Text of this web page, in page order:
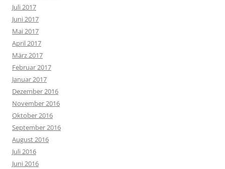
Juli 2017
Juni 2017
Mai 2017
April 2017
März 2017
Februar 2017
Januar 2017
Dezember 2016
November 2016
Oktober 2016
September 2016
August 2016
Juli 2016
Juni 2016